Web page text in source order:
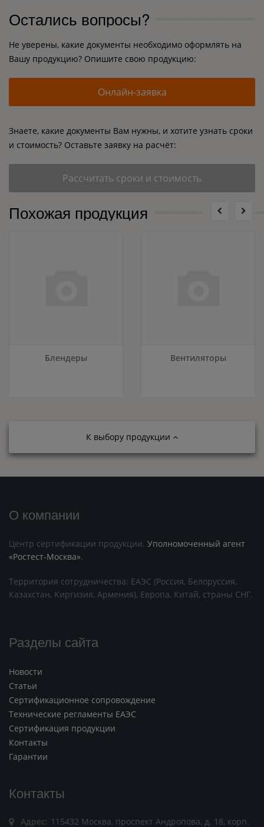
Остались вопросы?
Не уверены, какие документы необходимо оформлять на
Вашу продукцию? Опишите свою продукцию:
Онлайн-заявка
Знаете, какие документы Вам нужны, и хотите узнать сроки
и стоимость? Оставьте заявку на расчёт:
Рассчитать сроки и стоимость
Похожая продукция
Блендеры Вентиляторы
К выбору продукции
О компании
Центр сертификации продукции. Уполномоченный агент
«Ростест-Москва».
Территория сотрудничества: ЕАЭС (Россия, Белоруссия,
Казахстан, Киргизия, Армения), Европа, Китай, страны СНГ.
Разделы сайта
Новости
Статьи
Сертификационное сопровождение
Технические регламенты ЕАЭС
Сертификация продукции
Контакты
Гарантии
Контакты
Адрес: 115432 Москва, проспект Андропова, д. 18, корп.